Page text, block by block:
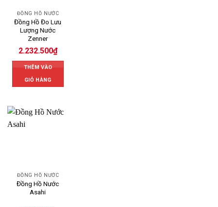
ĐỒNG HỒ NƯỚC
Đồng Hồ Đo Lưu
Lượng Nước
Zenner
2.232.500₫
THÊM VÀO
GIỎ HÀNG
ĐỒNG HỒ NƯỚC
Đồng Hồ Nước
Asahi